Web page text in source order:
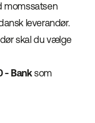
momssatsen
leverandør.
skal du vælge
- Banksom